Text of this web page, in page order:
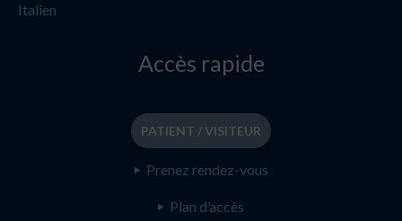
Italien
Accès rapide
PATIENT / VISITEUR
Prenez rendez-vous
Plan d’accès